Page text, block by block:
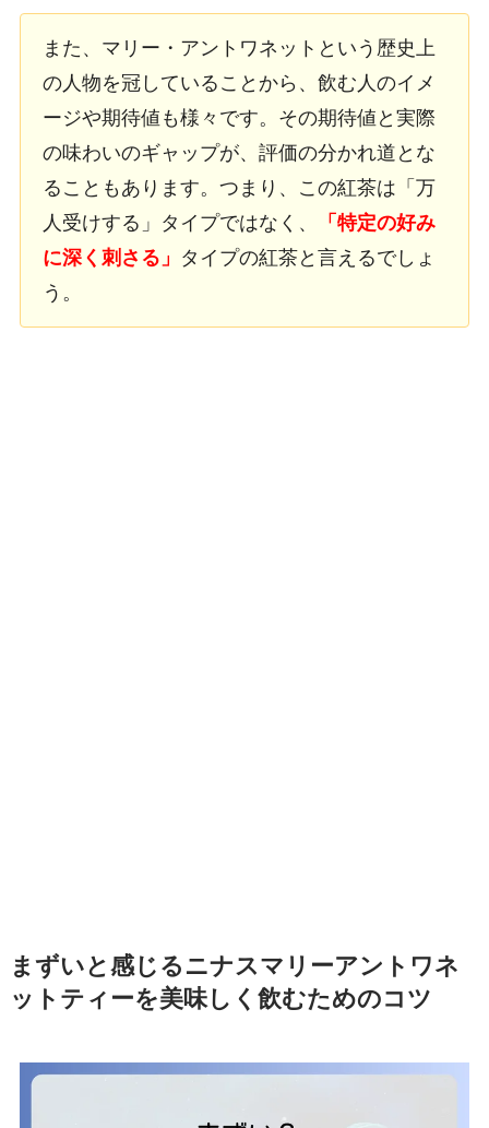
また、マリー・アントワネットという歴史上
の人物を冠していることから、飲む人のイメ
ージや期待値も様々です。その期待値と実際
の味わいのギャップが、評価の分かれ道とな
ることもあります。つまり、この紅茶は「万
人受けする」タイプではなく、
「特定の好み
に深く刺さる」 タイプの紅茶と言えるでしょ
う。
まずいと感じるニナスマリーアントワネ
ットティーを美味しく飲むためのコツ